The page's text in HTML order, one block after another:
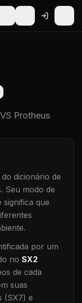
Protheus
dicionário de
Seu modo de
significa que
.
por um
no SX2
de cada
suas
(SX7) e